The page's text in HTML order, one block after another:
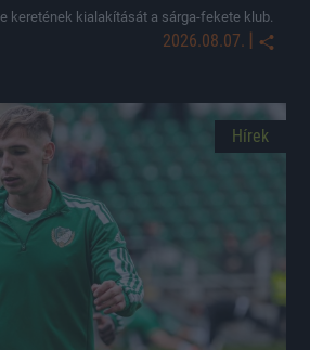
keretének kialakítását a sárga-fekete klub.
2026.08.07. |
Hírek